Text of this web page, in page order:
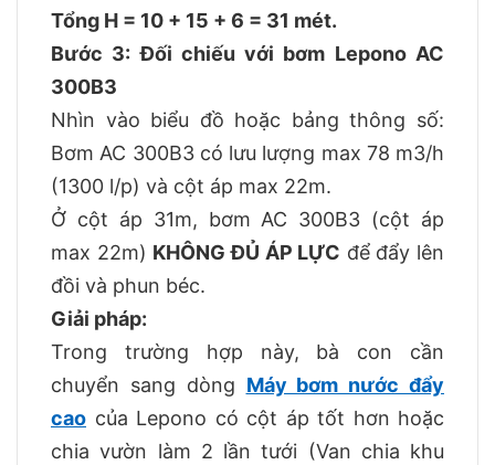
Tổng H = 10 + 15 + 6 = 31 mét.
Bước 3: Đối chiếu với bơm Lepono AC
300B3
Nhìn vào biểu đồ hoặc bảng thông số:
Bơm AC 300B3 có lưu lượng max 78 m3/h
(1300 l/p) và cột áp max 22m.
Ở cột áp 31m, bơm AC 300B3 (cột áp
max 22m) KHÔNG ĐỦ ÁP LỰC để đẩy lên
đồi và phun béc.
Giải pháp:
Trong trường hợp này, bà con cần
chuyển sang dòng Máy bơm nước đẩy
cao của Lepono có cột áp tốt hơn hoặc
chia vườn làm 2 lần tưới (Van chia khu